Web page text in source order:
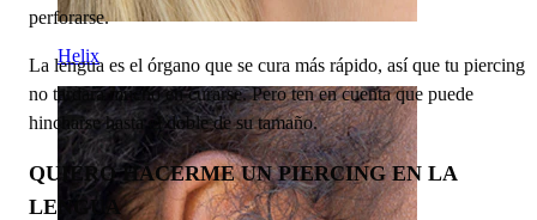
Helix
perforarse.
La lengua es el órgano que se cura más rápido, así que tu piercing
no tardará mucho en curarse. Pero ten en cuenta que puede
hincharse hasta el doble de su tamaño.
QUIERO HACERME UN PIERCING EN LA
LENGUA